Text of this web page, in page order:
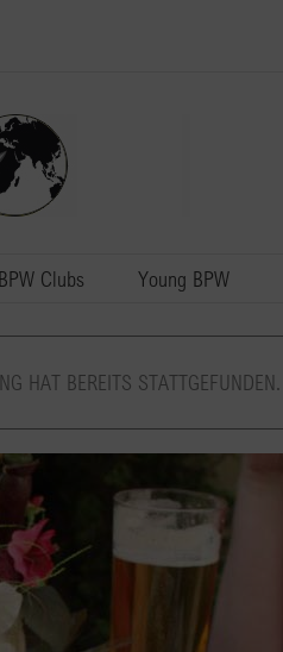
BPW Clubs Young BPW
HAT BEREITS STATTGEFUNDEN.